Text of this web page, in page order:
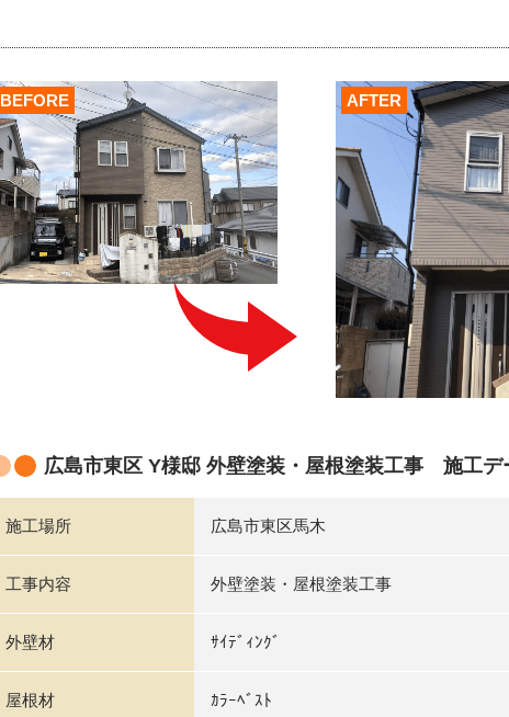
AFTER
BEFORE
広島市東区 Y様邸 外壁塗装・屋根塗装工事 施工デ
施工場所 広島市東区馬木
工事内容 外壁塗装・屋根塗装工事
外壁材 ｻｲﾃﾞｨﾝｸﾞ
屋根材 ｶﾗｰﾍﾞｽﾄ